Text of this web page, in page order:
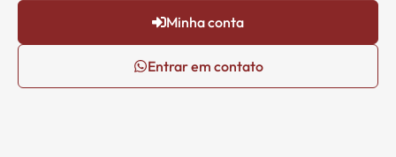
Minha conta
Entrar em contato